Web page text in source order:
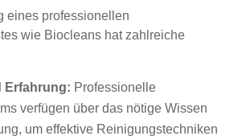
eines professionellen
wie Biocleans hat zahlreiche
Erfahrung: Professionelle
verfügen über das nötige Wissen
um effektive Reinigungstechniken